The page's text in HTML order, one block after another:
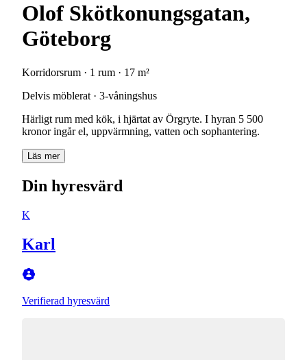
Olof Skötkonungsgatan,
Göteborg
Korridorsrum · 1 rum · 17 m²
Delvis möblerat · 3-våningshus
Härligt rum med kök, i hjärtat av Örgryte. I hyran 5 500
kronor ingår el, uppvärmning, vatten och sophantering.
Läs mer
Din hyresvärd
K
Karl
Verifierad hyresvärd